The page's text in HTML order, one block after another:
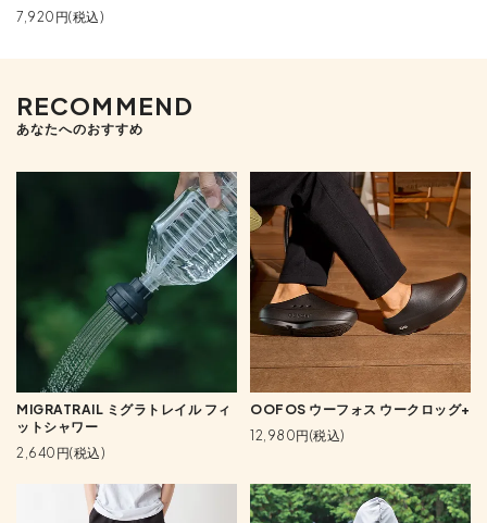
7,920円(税込)
RECOMMEND
あなたへのおすすめ
MIGRATRAIL ミグラトレイル フィ
ットシャワー
2,640円(税込)
OOFOS ウーフォス ウークロッグ+
12,980円(税込)